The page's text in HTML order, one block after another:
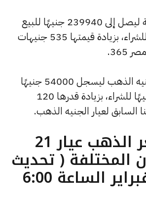
وارتفع سعر الاونصة ليصل إلى 239940 جنيهًا للبيع
و237455 جنيهًا للشراء، بزيادة قيمتها 535 جنيهات
كما ارتفع سعر الجنيه الذهب ليسجل 54000 جنيهًا
للبيع و53440 جنيهًا للشراء، بزيادة قدرها 120
السابق لعيار الجنيه الذهب.
ما هو سعر الذهب عيار 21
المختلفة ( تحديث
الأثنين 9 فبراير الساعة 6:00